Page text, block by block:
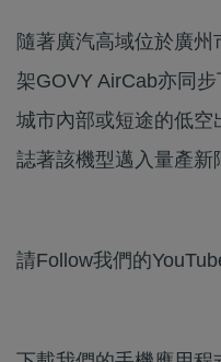
隨著廣汽高域位於廣
架GOVY AirCab亦同
城市內部或短途的低
誌著該機型邁入量產新
請Follow我們的